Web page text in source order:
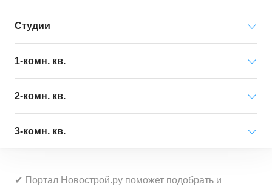
Студии
Минимальная цена от 24 642 000 ₽
1-комн. кв.
Минимальная цена от 14 187 000 ₽
2-комн. кв.
Минимальная цена от 25 264 000 ₽
Средняя цена от 33 748 000 ₽
3-комн. кв.
за квартиру
✔ Портал Новострой.ру поможет подобрать и